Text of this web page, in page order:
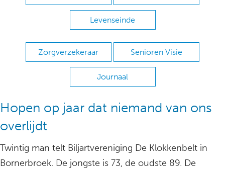
Levenseinde
Zorgverzekeraar Senioren Visie
Journaal
Hopen op jaar dat niemand van ons
overlijdt
Twintig man telt Biljartvereniging De Klokkenbelt in
Bornerbroek. De jongste is 73, de oudste 89. De